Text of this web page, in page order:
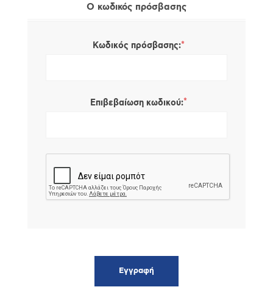
Ο κωδικός πρόσβασης
Κωδικός πρόσβασης:*
Επιβεβαίωση κωδικού:*